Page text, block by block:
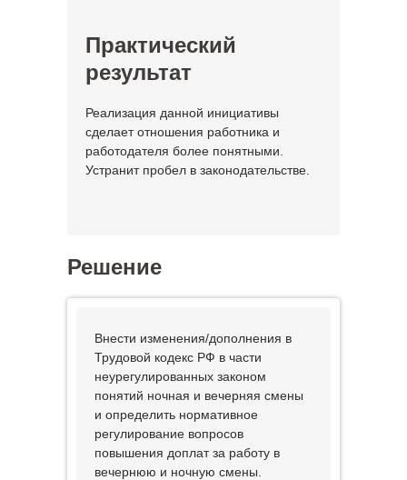
Практический
результат
Реализация данной инициативы
сделает отношения работника и
работодателя более понятными.
Устранит пробел в законодательстве.
Решение
Внести изменения/дополнения в
Трудовой кодекс РФ в части
неурегулированных законом
понятий ночная и вечерняя смены
и определить нормативное
регулирование вопросов
повышения доплат за работу в
вечернюю и ночную смены.